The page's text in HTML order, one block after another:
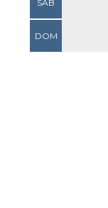
SAB
DOM